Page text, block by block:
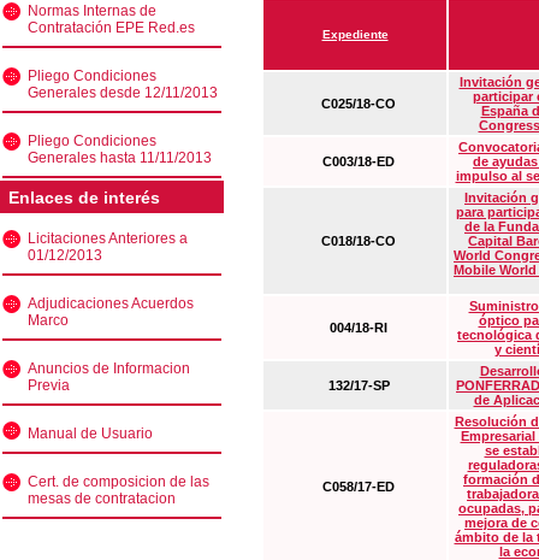
Normas Internas de
Contratación EPE Red.es
Pliego Condiciones
Generales desde 12/11/2013
Pliego Condiciones
Generales hasta 11/11/2013
Enlaces de interés
Licitaciones Anteriores a
01/12/2013
Adjudicaciones Acuerdos
Marco
Anuncios de Informacion
Previa
Manual de Usuario
Cert. de composicion de las
mesas de contratacion
Expediente
C025/18-CO
Invitación
participar
España
C003/18-ED
de
impulso al
C018/18-CO
Invitación
para
de la
Capital
World
Mobile
004/18-RI
óptico
tecnológica
y
132/17-SP
de
C058/17-ED
Resolución
Empresarial
se
formación
ocupadas,
mejora de
ámbito de la
la